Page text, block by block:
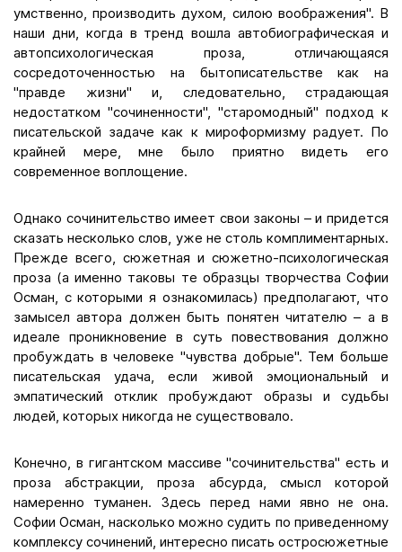
умственно, производить духом, силою воображения". В
наши дни, когда в тренд вошла автобиографическая и
автопсихологическая проза, отличающаяся
сосредоточенностью на бытописательстве как на
"правде жизни" и, следовательно, страдающая
недостатком "сочиненности", "старомодный" подход к
писательской задаче как к мироформизму радует. По
крайней мере, мне было приятно видеть его
современное воплощение.
Однако сочинительство имеет свои законы – и придется
сказать несколько слов, уже не столь комплиментарных.
Прежде всего, сюжетная и сюжетно-психологическая
проза (а именно таковы те образцы творчества Софии
Осман, с которыми я ознакомилась) предполагают, что
замысел автора должен быть понятен читателю – а в
идеале проникновение в суть повествования должно
пробуждать в человеке "чувства добрые". Тем больше
писательская удача, если живой эмоциональный и
эмпатический отклик пробуждают образы и судьбы
людей, которых никогда не существовало.
Конечно, в гигантском массиве "сочинительства" есть и
проза абстракции, проза абсурда, смысл которой
намеренно туманен. Здесь перед нами явно не она.
Софии Осман, насколько можно судить по приведенному
комплексу сочинений, интересно писать остросюжетные